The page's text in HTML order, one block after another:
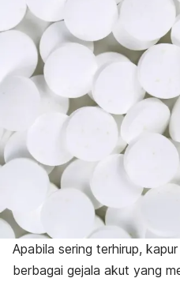
Apabila sering terhirup,
berbagai gejala akut yang